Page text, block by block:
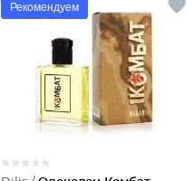
Рекомендуем